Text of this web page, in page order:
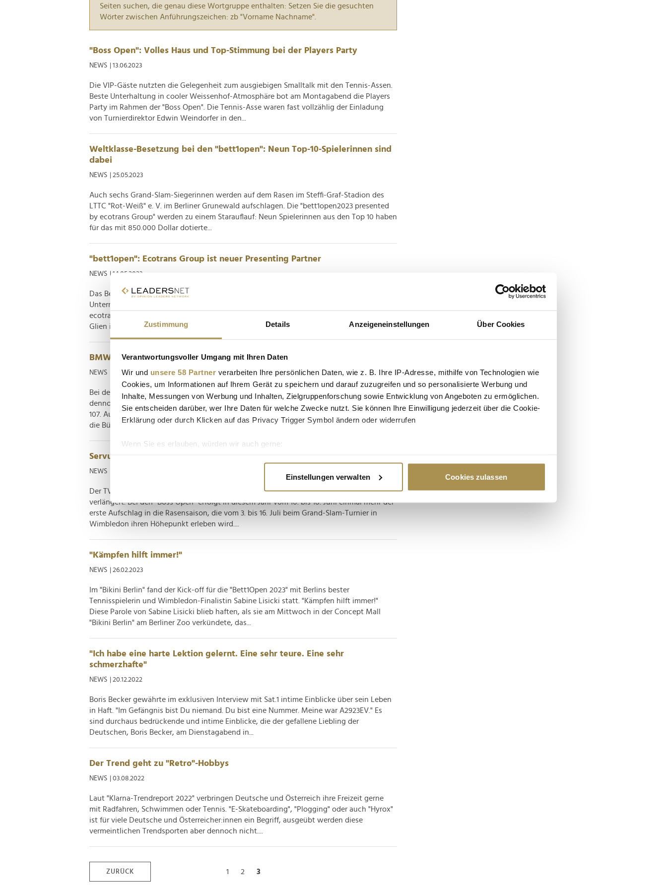
Zustimmung Details Anzeigeneinstellungen Über Cookies
Verantwortungsvoller Umgang mit Ihren Daten
Wir und unsere 58 Partner verarbeiten Ihre persönlichen Daten, wie z. B. Ihre IP-Adresse, mithilfe von Technologien wie
Cookies, um Informationen auf Ihrem Gerät zu speichern und darauf zuzugreifen und so personalisierte Werbung und
Inhalte, Messungen von Werbung und Inhalten, Zielgruppenforschung sowie Entwicklung von Angeboten zu ermöglichen.
Sie entscheiden darüber, wer Ihre Daten für welche Zwecke nutzt. Sie können Ihre Einwilligung jederzeit über die Cookie-
Erklärung oder durch Klicken auf das Privacy Trigger Symbol ändern oder widerrufen
Wenn Sie es erlauben, würden wir auch gerne:
Erfahren Sie mehr darüber, wie Ihre persönlichen Daten verarbeitet werden, und legen Sie Ihre Präferenzen im
Wir verwenden Cookies, um Inhalte und Anzeigen zu personalisieren, Funktionen für soziale Medien anbieten zu können
und die Zugriffe auf unsere Website zu analysieren. Außerdem geben wir Informationen zu Ihrer Verwendung unserer
Website an unsere Partner für soziale Medien, Werbung und Analysen weiter. Unsere Partner führen diese Informationen
möglicherweise mit weiteren Daten zusammen, die Sie ihnen bereitgestellt haben oder die sie im Rahmen Ihrer Nutzung
der Dienste gesammelt haben.
Einstellungen verwalten Cookies zulassen
Seiten suchen, die genau diese Wortgruppe enthalten: Setzen Sie die gesuchten
Wörter zwischen Anführungszeichen: zb "Vorname Nachname".
"Boss Open": Volles Haus und Top-Stimmung bei der Players Party
NEWS | 13.06.2023
Die VIP-Gäste nutzten die Gelegenheit zum ausgiebigen Smalltalk mit den Tennis-Assen.
Beste Unterhaltung in cooler Weissenhof-Atmosphäre bot am Montagabend die Players
Party im Rahmen der "Boss Open". Die Tennis-Asse waren fast vollzählig der Einladung
von Turnierdirektor Edwin Weindorfer in den...
Weltklasse-Besetzung bei den "bett1open": Neun Top-10-Spielerinnen sind
dabei
NEWS | 25.05.2023
Auch sechs Grand-Slam-Siegerinnen werden auf dem Rasen im Steffi-Graf-Stadion des
LTTC "Rot-Weiß" e. V. im Berliner Grunewald aufschlagen. Die "bett1open2023 presented
by ecotrans Group" werden zu einem Starauflauf: Neun Spielerinnen aus den Top 10 haben
für das mit 850.000 Dollar dotierte...
"bett1open": Ecotrans Group ist neuer Presenting Partner
NEWS | 14.05.2023
Das Berliner Tennisturnier wird jetzt auch den Namen des Brandenburger Logistik-
Unternehmens tragen. Die "bett1open" 2023 werden zu den "bett1open presented by
ecotrans Group". Das Logistik-Unternehmen aus dem brandenburgischen Schönwalde-
Glien ist ab sofort als Presenting Sponsor einer der...
BMW Open: Tennis-Asse und VIPs schlugen im "Golden Racket Club" auf
NEWS | 18.04.2023
Bei der "Players Night" gabe es zwar keine Ausschweifungen, Spaß hatten die Gäste aber
dennoch. Die Tenniselite schlägt mal wieder in München auf. Noch bis 23. April geht die
107. Ausgabe der "BMW Open by American Express" in der bayerischen Hauptstadt über
die Bühne. Fixpunkt des Turniers ist die...
ServusTV Deutschland zeigt die Stuttgarter "Boss Open"
NEWS
Der TV-Privatsender hat sein seit 2021 laufendes Engagement beim ATP-Rasenturnier
verlängert. Bei den "Boss Open" erfolgt in diesem Jahr vom 10. bis 18. Juni einmal mehr der
erste Aufschlag in die Rasensaison, die vom 3. bis 16. Juli beim Grand-Slam-Turnier in
Wimbledon ihren Höhepunkt erleben wird....
"Kämpfen hilft immer!"
NEWS | 26.02.2023
Im "Bikini Berlin" fand der Kick-off für die "Bett1Open 2023" mit Berlins bester
Tennisspielerin und Wimbledon-Finalistin Sabine Lisicki statt. "Kämpfen hilft immer!"
Diese Parole von Sabine Lisicki blieb haften, als sie am Mittwoch in der Concept Mall
"Bikini Berlin" am Berliner Zoo verkündete, das...
"Ich habe eine harte Lektion gelernt. Eine sehr teure. Eine sehr
schmerzhafte"
NEWS | 20.12.2022
Boris Becker gewährte im exklusiven Interview mit Sat.1 intime Einblicke über sein Leben
in Haft. "Im Gefängnis bist Du niemand. Du bist eine Nummer. Meine war A2923EV." Es
sind durchaus bedrückende und intime Einblicke, die der gefallene Liebling der
Deutschen, Boris Becker, am Dienstagabend in...
Der Trend geht zu "Retro"-Hobbys
NEWS | 03.08.2022
Laut "Klarna-Trendreport 2022" verbringen Deutsche und Österreich ihre Freizeit gerne
mit Radfahren, Schwimmen oder Tennis. "E-Skateboarding", "Plogging" oder auch "Hyrox"
ist für viele Deutsche und Österreicher:innen ein Begriff, ausgeübt werden diese
vermeintlichen Trendsporten aber dennoch nicht....
ZURÜCK 1 2 3